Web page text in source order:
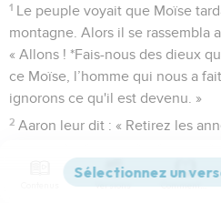
1 Le peuple voyait que Moïse
montagne. Alors il se rassembla
« Allons ! *Fais-nous des dieux
ce Moïse, l’homme qui nous a
ignorons ce qu'il est devenu. »
2 Aaron leur dit : « Retirez les
apportez-les-moi. »
Versions Commentaires